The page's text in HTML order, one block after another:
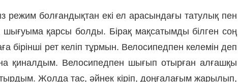
болғандықтан екі ел арасындағы татулық пен
қарсы болды. Бірақ мақсатымды білген соң
рет келіп тұрмын. Велосипедпен келемін деп
қиналдым. Велосипедпен шығып отырған алғашқы
Жолда тас, әйнек кіріп, доңғалағым жарылып,